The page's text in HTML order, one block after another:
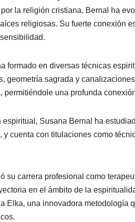
la religión cristiana, Bernal ha
religiosas. Su fuerte conexión
formado en diversas técnicas
geometría sagrada y
permitiéndole una profunda
espiritual, Susana Bernal ha
y cuenta con titulaciones como
su carrera profesional como
en el ámbito de la
Elka, una innovadora metodología